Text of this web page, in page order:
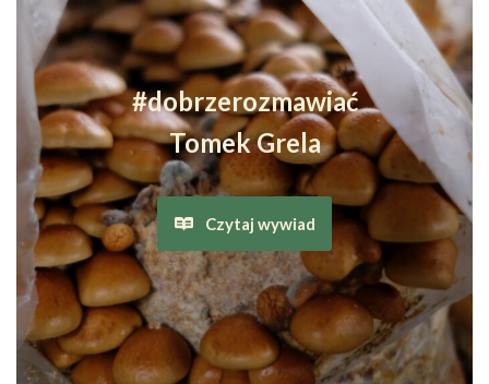
#dobrzerozmawiać
Tomek Grela
Czytaj wywiad